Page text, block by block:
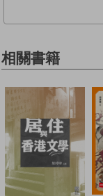
相關書籍